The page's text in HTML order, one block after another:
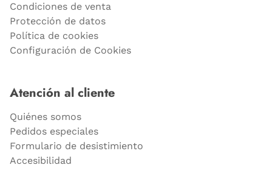
Condiciones de venta
Protección de datos
Política de cookies
Configuración de Cookies
Atención al cliente
Quiénes somos
Pedidos especiales
Formulario de desistimiento
Accesibilidad